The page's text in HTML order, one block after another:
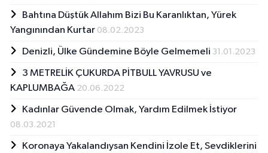
Bahtına Düştük Allahım Bizi Bu Karanlıktan, Yürek
Yangınından Kurtar 08.02.2023
Denizli, Ülke Gündemine Böyle Gelmemeli 31.01.2023
3 METRELİK ÇUKURDA PİTBULL YAVRUSU ve
KAPLUMBAĞA 20.06.2022
Kadınlar Güvende Olmak, Yardım Edilmek İstiyor
08.03.2021
Koronaya Yakalandıysan Kendini İzole Et, Sevdiklerini